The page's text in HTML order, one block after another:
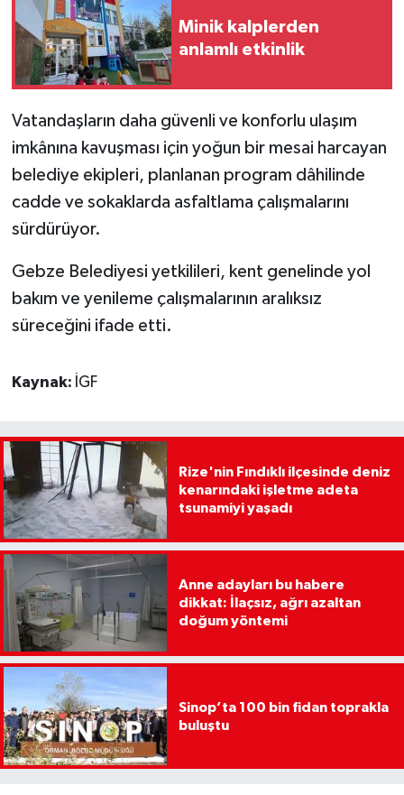
Minik kalplerden
anlamlı etkinlik
Vatandaşların daha güvenli ve konforlu ulaşım
imkânına kavuşması için yoğun bir mesai harcayan
belediye ekipleri, planlanan program dâhilinde
cadde ve sokaklarda asfaltlama çalışmalarını
sürdürüyor.
Gebze Belediyesi yetkilileri, kent genelinde yol
bakım ve yenileme çalışmalarının aralıksız
süreceğini ifade etti.
Kaynak: İGF
Rize'nin Fındıklı ilçesinde deniz
kenarındaki işletme adeta
tsunamiyi yaşadı
Anne adayları bu habere
dikkat: İlaçsız, ağrı azaltan
doğum yöntemi
Sinop’ta 100 bin fidan toprakla
buluştu